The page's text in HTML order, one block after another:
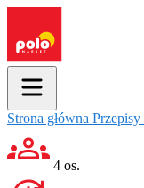
Strona główna Przepisy
4 os.